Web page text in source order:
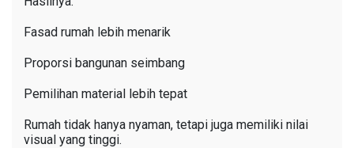
Fasad rumah lebih menarik
Proporsi bangunan seimbang
Pemilihan material lebih tepat
Rumah tidak hanya nyaman, tetapi juga memiliki nilai
visual yang tinggi.